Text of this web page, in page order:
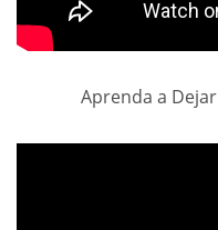
Aprenda a